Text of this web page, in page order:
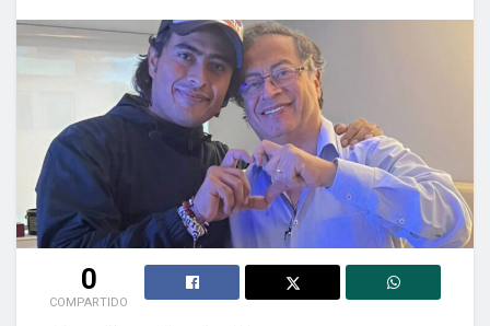
0
COMPARTIDO